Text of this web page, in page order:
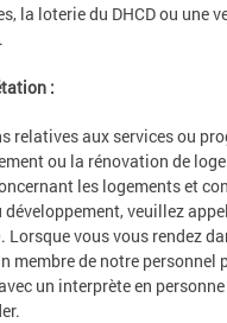
la loterie du DHCD ou une
:
relatives aux services ou
ou la rénovation de
les logements et
veuillez
Lorsque vous vous rendez
membre de notre personnel
un interprète en